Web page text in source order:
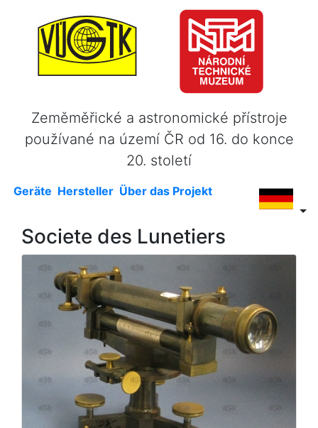
Zeměměřické a astronomické přístroje
používané na území ČR od 16. do konce
20. století
Geräte Hersteller Über das Projekt
Societe des Lunetiers